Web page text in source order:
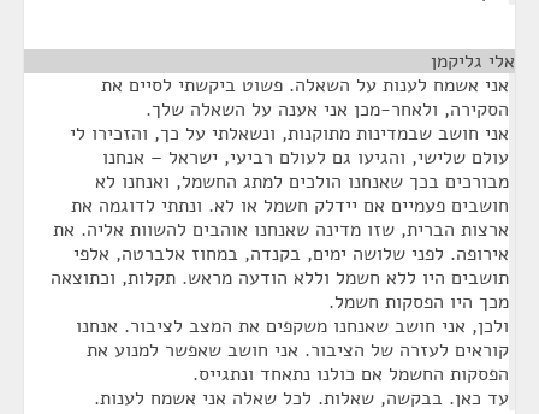
אלי גליקמן
אני אשמח לענות על השאלה. פשוט ביקשתי לסיים את
הסקירה, ולאחר-מכן אני אענה על השאלה שלך.
אני חושב שבמדינות מתוקנות, ונשאלתי על כך, והזכירו לי
עולם שלישי, והגיעו גם לעולם רביעי, ישראל – אנחנו
מבורכים בכך שאנחנו הולכים למתג החשמל, ואנחנו לא
חושבים פעמיים אם יידלק חשמל או לא. ונתתי לדוגמה את
ארצות הברית, שזו מדינה שאנחנו אוהבים להשוות אליה. את
אירופה. לפני שלושה ימים, בקנדה, במחוז אלברטה, אלפי
תושבים היו ללא חשמל וללא הודעה מראש. תקלות, וכתוצאה
מכך היו הפסקות חשמל.
ולכן, אני חושב שאנחנו משקפים את המצב לציבור. אנחנו
קוראים לעזרה של הציבור. אני חושב שאפשר למנוע את
הפסקות החשמל אם כולנו נתאחד ונתגייס.
עד כאן. בבקשה, שאלות. לכל שאלה אני אשמח לענות.